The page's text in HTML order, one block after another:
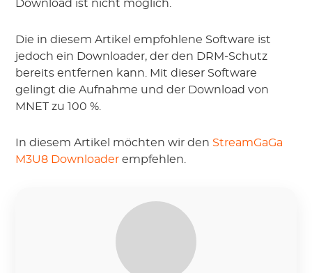
Download ist nicht möglich.
Die in diesem Artikel empfohlene Software ist
jedoch ein Downloader, der den DRM-Schutz
bereits entfernen kann. Mit dieser Software
gelingt die Aufnahme und der Download von
MNET zu 100 %.
In diesem Artikel möchten wir den StreamGaGa
M3U8 Downloader empfehlen.